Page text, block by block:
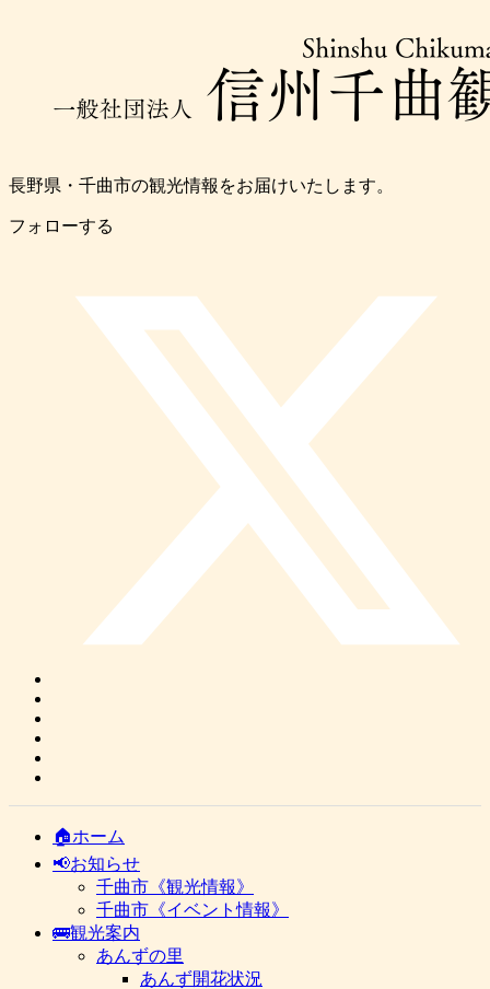
長野県・千曲市の観光情報をお届けいたします。
フォローする
🏠ホーム
📢お知らせ
千曲市《観光情報》
千曲市《イベント情報》
🚌観光案内
あんずの里
あんず開花状況